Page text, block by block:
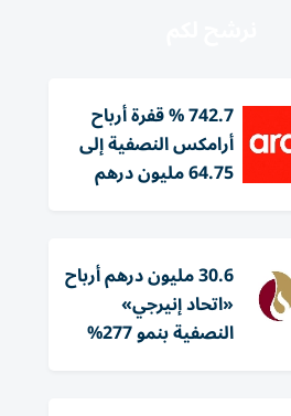
742.7 % قفرة أرباح
أرامكس النصفية إلى
64.75 مليون درهم
30.6 مليون درهم أرباح
«اتحاد إنيرجي»
النصفية بنمو 277%